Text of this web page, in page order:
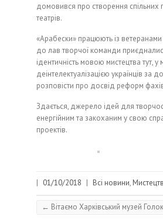
домовився про створення спільних
театрів.
«Арабески» працюють із ветеранами
до лав творчої команди
ідентичність мовою мистецтва тут,
деінтелектуалізацією українців
розповісти про досвід реформ
Здається, джерело ідей для
енергійним та закоханим у свою
проектів.
| 01/10/2018 | Всі новини,
← Вітаємо Харківський музей